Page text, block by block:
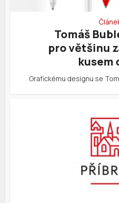
Tomáš
pro většinu
kusem
Grafickému designu se